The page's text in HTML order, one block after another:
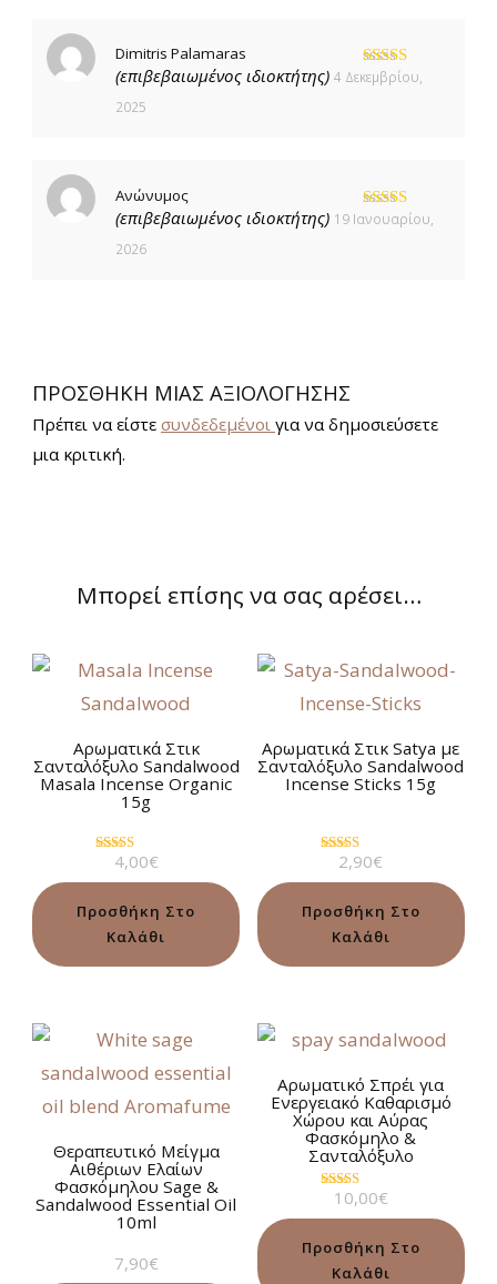
Βαθμολογήθηκε
Dimitris Palamaras
(επιβεβαιωμένος ιδιοκτήτης) 4 Δεκεμβρίου,
2025
Βαθμολογήθηκε
Ανώνυμος
(επιβεβαιωμένος ιδιοκτήτης) 19 Ιανουαρίου,
2026
ΠΡΟΣΘΉΚΗ ΜΊΑΣ ΑΞΙΟΛΌΓΗΣΗΣ
Πρέπει να είστε συνδεδεμένοι για να δημοσιεύσετε
μια κριτική.
Μπορεί επίσης να σας αρέσει…
Αρωματικά Στικ
Σανταλόξυλο Sandalwood
Masala Incense Organic
15g
Βαθμολογήθηκε
από 5
4,00€
Προσθήκη Στο
Καλάθι
Αρωματικά Στικ Satya με
Σανταλόξυλο Sandalwood
Incense Sticks 15g
Βαθμολογήθηκε
από 5
2,90€
Προσθήκη Στο
Καλάθι
Θεραπευτικό Μείγμα
Αιθέριων Ελαίων
Φασκόμηλου Sage &
Sandalwood Essential Oil
10ml
7,90€
Αρωματικό Σπρέι για
Ενεργειακό Καθαρισμό
Χώρου και Αύρας
Φασκόμηλο &
Σανταλόξυλο
Βαθμολογήθηκε
από 5
10,00€
Προσθήκη Στο
Καλάθι